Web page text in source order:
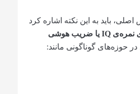
باید به این نکته اشاره کرد
نمره‌یIQ
یا ضریب هوشی
حوزه‌های گوناگونی مانند: